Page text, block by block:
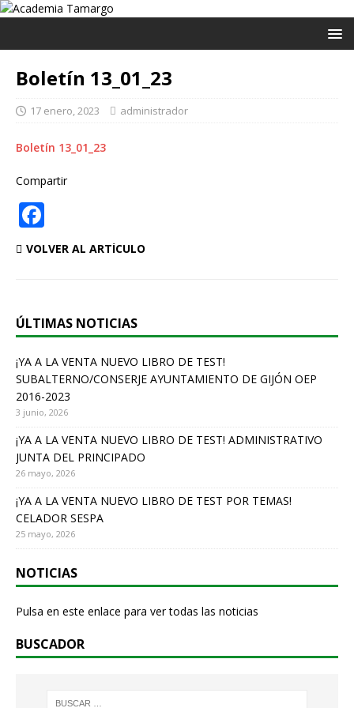
Boletín 13_01_23
17 enero, 2023 administrador
Boletín 13_01_23
Compartir
a
b
o
o
k
VOLVER AL ARTÍCULO
ÚLTIMAS NOTICIAS
¡YA A LA VENTA NUEVO LIBRO DE TEST!
SUBALTERNO/CONSERJE AYUNTAMIENTO DE GIJÓN OEP
2016-2023
3 junio, 2026
¡YA A LA VENTA NUEVO LIBRO DE TEST! ADMINISTRATIVO
JUNTA DEL PRINCIPADO
26 mayo, 2026
¡YA A LA VENTA NUEVO LIBRO DE TEST POR TEMAS!
CELADOR SESPA
25 mayo, 2026
NOTICIAS
Pulsa en este enlace para ver todas las noticias
BUSCADOR